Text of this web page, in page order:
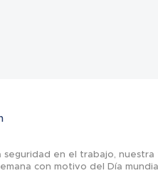
en el trabajo,
con motivo del Día